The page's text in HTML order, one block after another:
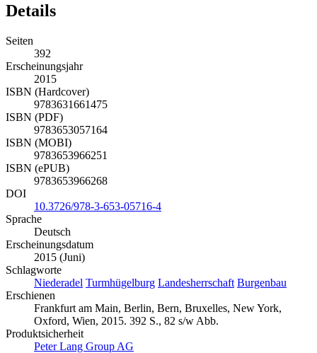
Details
Seiten
392
Erscheinungsjahr
2015
ISBN (Hardcover)
9783631661475
ISBN (PDF)
9783653057164
ISBN (MOBI)
9783653966251
ISBN (ePUB)
9783653966268
DOI
10.3726/978-3-653-05716-4
Sprache
Deutsch
Erscheinungsdatum
2015 (Juni)
Schlagworte
Niederadel Turmhügelburg Landesherrschaft Burgenbau
Erschienen
Frankfurt am Main, Berlin, Bern, Bruxelles, New York,
Oxford, Wien, 2015. 392 S., 82 s/w Abb.
Produktsicherheit
Peter Lang Group AG